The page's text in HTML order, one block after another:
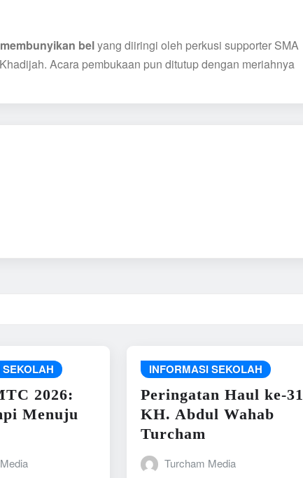
membunyikan belyang diiringi oleh perkusi supporter SMA
Acara pembukaan pun ditutup dengan meriahnya
2026:
Menuju
INFORMASI SEKOLAH
Peringatan Haul ke-31
KH. Abdul Wahab
Turcham
Turcham Media